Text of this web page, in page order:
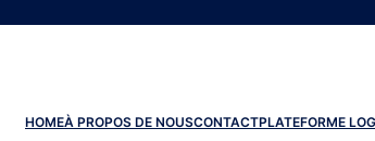
HOMEÀ PROPOS DE NOUSCONTACTPLATEFORME